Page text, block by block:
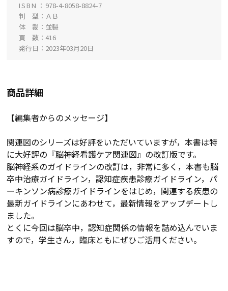
ISBN
978-4-8058-8824-7
判 型
ＡＢ
体 裁
並製
頁 数
416
発行日
2023年03月20日
商品詳細
【編集者からのメッセージ】
関連図のシリーズは好評をいただいていますが，本書は特
に大好評の『脳神経看護ケア関連図』の改訂版です。
脳神経系のガイドラインの改訂は，非常に多く，本書も脳
卒中治療ガイドライン，認知症疾患診療ガイドライン，パ
ーキンソン病診療ガイドラインをはじめ，関連する疾患の
最新ガイドラインにあわせて，最新情報をアップデートし
ました。
とくに今回は脳卒中，認知症関係の情報を詰め込んでいま
すので，学生さん，臨床ともにぜひご活用ください。